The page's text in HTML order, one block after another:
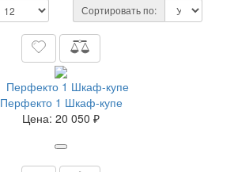
Сортировать по:
Перфекто 1 Шкаф-купе
Цена: 20 050 ₽